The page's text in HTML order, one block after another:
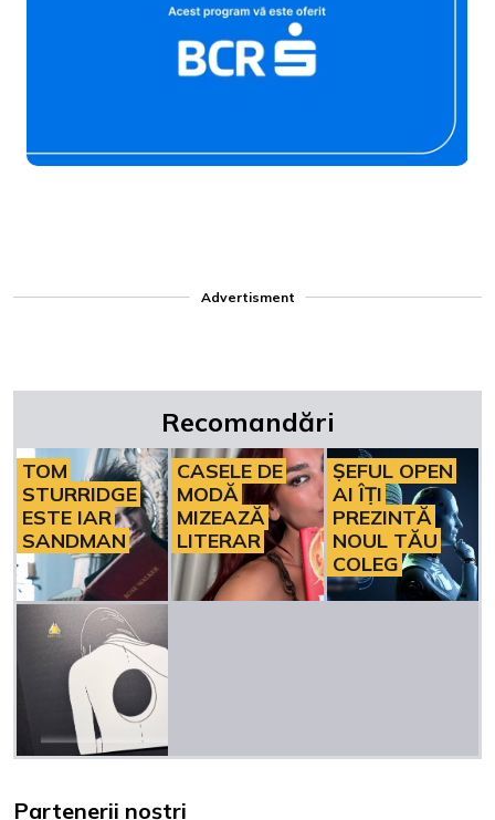
UnmuteLoaded:
1.35%
Advertisment
Recomandări
TOM
STURRIDGE
ESTE IAR
SANDMAN
CASELE DE
MODĂ
MIZEAZĂ
LITERAR
ȘEFUL OPEN
AI ÎȚI
PREZINTĂ
NOUL TĂU
COLEG
Partenerii noștri